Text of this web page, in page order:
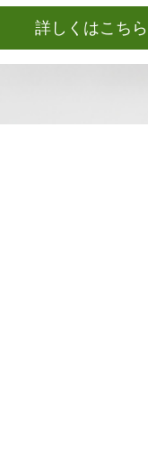
詳しくはこちら